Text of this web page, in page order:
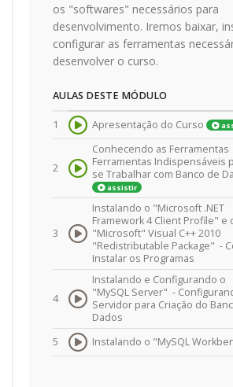
os "softwares" necessários para
desenvolvimento. Iremos baixar,
configurar as ferramentas
desenvolver o curso.
AULAS DESTE MÓDULO
1 Apresentação do Curso
2
Conhecendo as Ferramentas
Ferramentas Indispensáveis
se Trabalhar com Banco de
assistir
3
Instalando o "Microsoft .NET
Framework 4 Client Profile" e
"Microsoft" Visual C++ 2010
"Redistributable Package" -
Instalar os Programas
4
Instalando e Configurando o
"MySQL Server" -
Servidor para Criação do
Dados
5 Instalando o "MySQL